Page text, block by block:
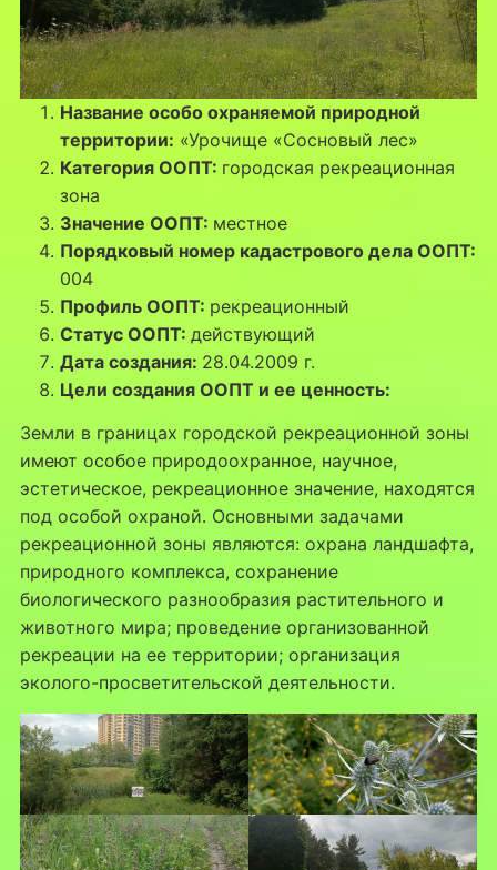
Название особо охраняемой природной
территории: «Урочище «Сосновый лес»
Категория ООПТ: городская рекреационная
зона
Значение ООПТ: местное
Порядковый номер кадастрового дела ООПТ:
004
Профиль ООПТ: рекреационный
Статус ООПТ: действующий
Дата создания: 28.04.2009 г.
Цели создания ООПТ и ее ценность:
Земли в границах городской рекреационной зоны
имеют особое природоохранное, научное,
эстетическое, рекреационное значение, находятся
под особой охраной. Основными задачами
рекреационной зоны являются: охрана ландшафта,
природного комплекса, сохранение
биологического разнообразия растительного и
животного мира; проведение организованной
рекреации на ее территории; организация
эколого-просветительской деятельности.